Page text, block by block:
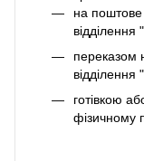
на поштове
переказом
готівкою
фізичному